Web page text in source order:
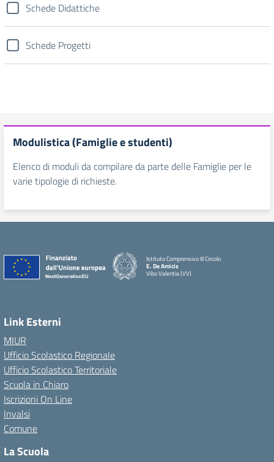
Schede Didattiche
Schede Progetti
Modulistica (Famiglie e studenti)
Elenco di moduli da compilare da parte delle Famiglie per le
varie tipologie di richieste.
Istituto Comprensivo III Circolo
E. De Amicis
Vibo Valentia (VV)
Link Esterni
MIUR
Ufficio Scolastico Regionale
Ufficio Scolastico Territoriale
Scuola in Chiaro
Iscrizioni On Line
Invalsi
Comune
La Scuola